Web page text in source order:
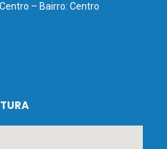
– Bairro: Centro